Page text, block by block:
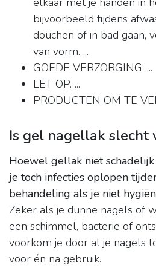
bijvoorbeeld tijdens
douchen of in bad gaan,
van vorm. ...
GOEDE VERZORGING. ...
LET OP. ...
PRODUCTEN OM TE
Is gel nagellak slecht
Hoewel gellak niet
je toch infecties oplopen
behandeling als je niet
Zeker als je dunne nagels of
een schimmel, bacterie of
voorkom je door al je nagels
voor én na gebruik.